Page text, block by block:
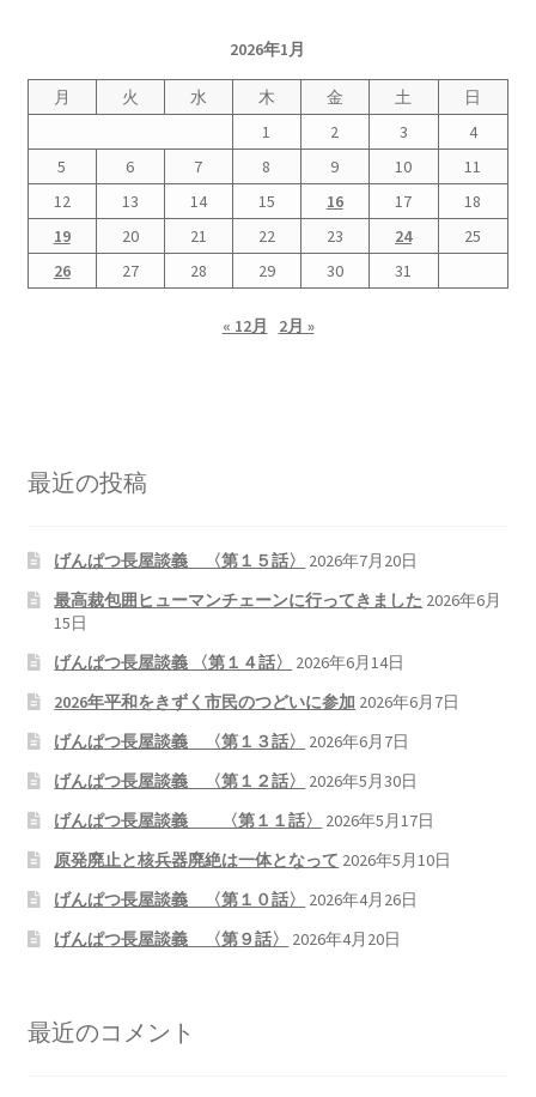
2026.5.6 テレビと原発報道の60年
2026.5.15 原発をとめた人びと
他サイト
問合せ・メルマガ
2026年1月
月 火 水 木 金 土
日
1
2 3
4
5
6 7 8 9 10
11
12
13 14 15 16 17
18
19
20 21 22 23 24
25
26
27 28 29 30 31
« 12月 2月 »
最近の投稿
げんぱつ長屋談義 〈第１５話〉
2026年7月20日
最高裁包囲ヒューマンチェーンに行ってきました 2026年6月
15日
げんぱつ長屋談義 〈第１４話〉
2026年6月14日
2026年平和をきずく市民のつどいに参加 2026年6月7日
げんぱつ長屋談義 〈第１３話〉
2026年6月7日
げんぱつ長屋談義 〈第１２話〉
2026年5月30日
げんぱつ長屋談義 〈第１１話〉
2026年5月17日
原発廃止と核兵器廃絶は一体となって 2026年5月10日
げんぱつ長屋談義 〈第１０話〉
2026年4月26日
げんぱつ長屋談義 〈第９話〉
2026年4月20日
最近のコメント